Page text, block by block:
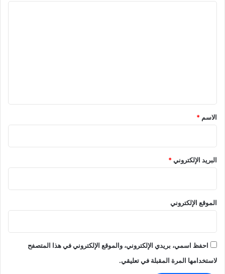
*
الاسم *
البريد الإلكتروني*
الموقع الإلكتروني
احفظ اسمي، بريدي الإلكتروني، والموقع الإلكتروني في هذا المتصفح
لاستخدامها المرة المقبلة في تعليقي.